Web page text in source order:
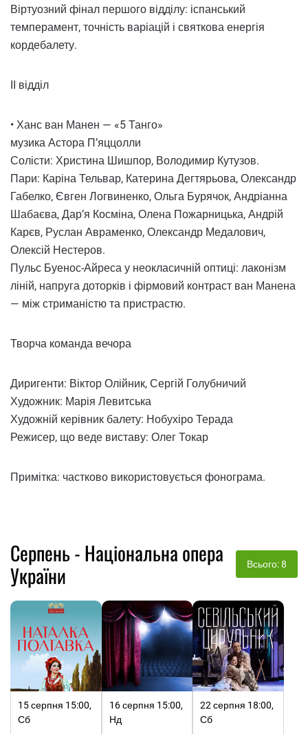
Віртуозний фінал першого відділу: іспанський
темперамент, точність варіацій і святкова енергія
кордебалету.
ІІ відділ
• Ханс ван Манен — «5 Танго»
музика Астора П’яццолли
Солісти: Христина Шишпор, Володимир Кутузов.
Пари: Каріна Тельвар, Катерина Дегтярьова, Олександр
Габелко, Євген Логвиненко, Ольга Бурячок, Андріанна
Шабаєва, Дар’я Косміна, Олена Пожарницька, Андрій
Карєв, Руслан Авраменко, Олександр Медалович,
Олексій Нестеров.
Пульс Буенос-Айреса у неокласичній оптиці: лаконізм
ліній, напруга доторків і фірмовий контраст ван Манена
— між стриманістю та пристрастю.
Творча команда вечора
Диригенти: Віктор Олійник, Сергій Голубничий
Художник: Марія Левитська
Художній керівник балету: Нобухіро Терада
Режисер, що веде виставу: Олег Токар
Примітка: частково використовується фонограма.
Серпень - Національна опера
України
Всього: 8
15 серпня 15:00,
Сб
16 серпня 15:00,
Нд
22 серпня 18:00,
Сб